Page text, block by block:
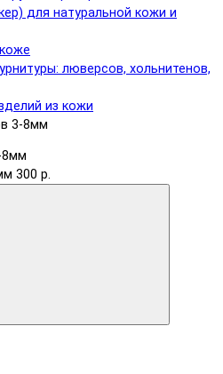
для натуральной кожи и
люверсов, хольнитенов,
из кожи
3-8мм
300 р.